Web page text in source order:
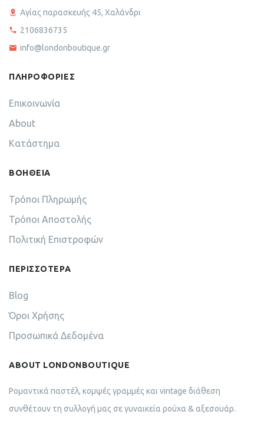
Αγίας παρασκευής 45, Χαλάνδρι
2106836735
info@londonboutique.gr
ΠΛΗΡΟΦΟΡΙΕΣ
Επικοινωνία
About
Κατάστημα
ΒΟΗΘΕΙΑ
Τρόποι Πληρωμής
Τρόποι Αποστολής
Πολιτική Επιστροφών
ΠΕΡΙΣΣΟΤΕΡΑ
Blog
Όροι Χρήσης
Προσωπικά Δεδομένα
ABOUT LONDONBOUTIQUE
Ρομαντικά παστέλ, κομψές γραμμές και vintage διάθεση
συνθέτουν τη συλλογή μας σε γυναικεία ρούχα & αξεσουάρ.